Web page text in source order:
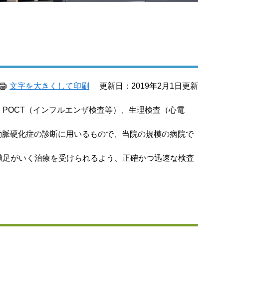
文字を大きくして印刷 更新日：2019年2月1日更新
（インフルエンザ検査等）、生理検査（心電
硬化症の診断に用いるもので、当院の規模の病院で
がいく治療を受けられるよう、正確かつ迅速な検査